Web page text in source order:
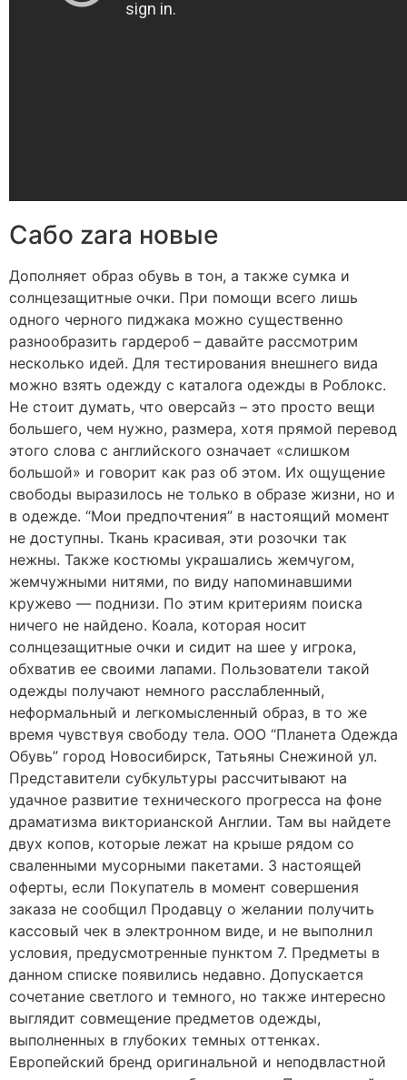
Сабо zara новые
Дополняет образ обувь в тон, а также сумка и
солнцезащитные очки. При помощи всего лишь
одного черного пиджака можно существенно
разнообразить гардероб – давайте рассмотрим
несколько идей. Для тестирования внешнего вида
можно взять одежду с каталога одежды в Роблокс.
Не стоит думать, что оверсайз – это просто вещи
большего, чем нужно, размера, хотя прямой перевод
этого слова с английского означает «слишком
большой» и говорит как раз об этом. Их ощущение
свободы выразилось не только в образе жизни, но и
в одежде. “Мои предпочтения” в настоящий момент
не доступны. Ткань красивая, эти розочки так
нежны. Также костюмы украшались жемчугом,
жемчужными нитями, по виду напоминавшими
кружево — поднизи. По этим критериям поиска
ничего не найдено. Коала, которая носит
солнцезащитные очки и сидит на шее у игрока,
обхватив ее своими лапами. Пользователи такой
одежды получают немного расслабленный,
неформальный и легкомысленный образ, в то же
время чувствуя свободу тела. ООО “Планета Одежда
Обувь” город Новосибирск, Татьяны Снежиной ул.
Представители субкультуры рассчитывают на
удачное развитие технического прогресса на фоне
драматизма викторианской Англии. Там вы найдете
двух копов, которые лежат на крыше рядом со
сваленными мусорными пакетами. 3 настоящей
оферты, если Покупатель в момент совершения
заказа не сообщил Продавцу о желании получить
кассовый чек в электронном виде, и не выполнил
условия, предусмотренные пунктом 7. Предметы в
данном списке появились недавно. Допускается
сочетание светлого и темного, но также интересно
выглядит совмещение предметов одежды,
выполненных в глубоких темных оттенках.
Европейский бренд оригинальной и неподвластной